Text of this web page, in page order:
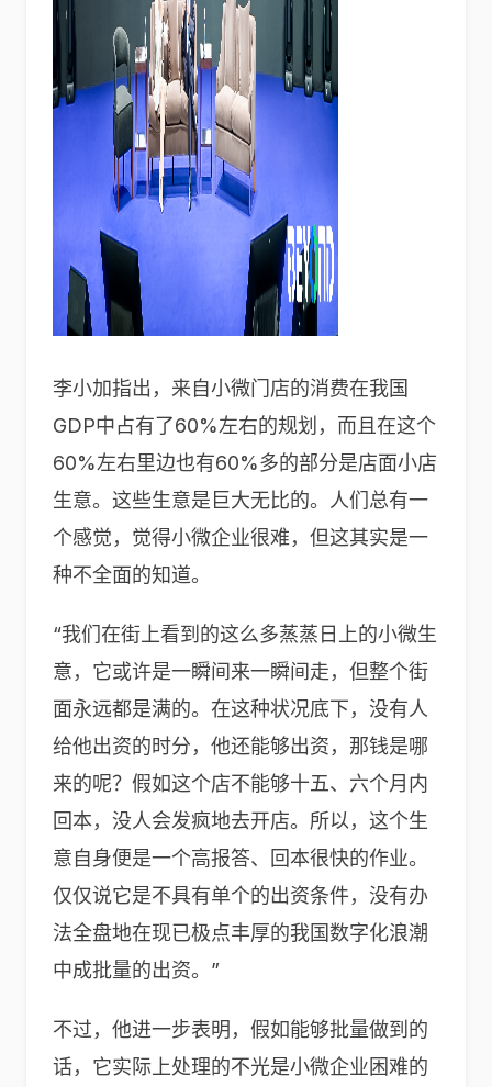
李小加指出，来自小微门店的消费在我国
GDP中占有了60%左右的规划，而且在这个
60%左右里边也有60%多的部分是店面小店
生意。这些生意是巨大无比的。人们总有一
个感觉，觉得小微企业很难，但这其实是一
种不全面的知道。
“我们在街上看到的这么多蒸蒸日上的小微生
意，它或许是一瞬间来一瞬间走，但整个街
面永远都是满的。在这种状况底下，没有人
给他出资的时分，他还能够出资，那钱是哪
来的呢？假如这个店不能够十五、六个月内
回本，没人会发疯地去开店。所以，这个生
意自身便是一个高报答、回本很快的作业。
仅仅说它是不具有单个的出资条件，没有办
法全盘地在现已极点丰厚的我国数字化浪潮
中成批量的出资。”
不过，他进一步表明，假如能够批量做到的
话，它实际上处理的不光是小微企业困难的